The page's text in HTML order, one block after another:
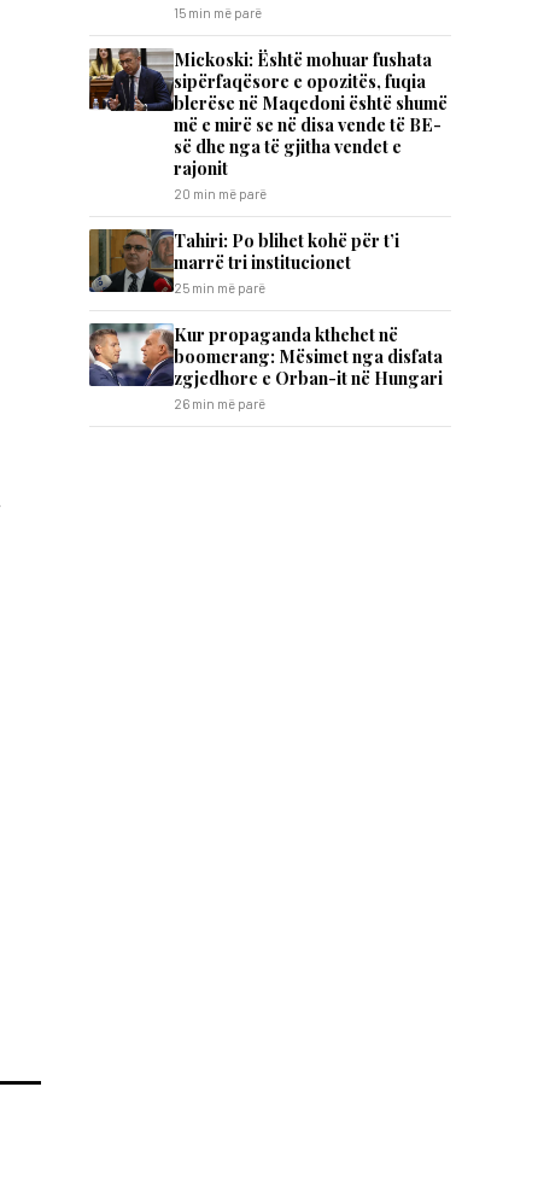
15 min më parë
Mickoski: Është mohuar fushata
sipërfaqësore e opozitës, fuqia
blerëse në Maqedoni është shumë
më e mirë se në disa vende të BE-
së dhe nga të gjitha vendet e
rajonit
20 min më parë
Tahiri: Po blihet kohë për t’i
marrë tri institucionet
25 min më parë
Kur propaganda kthehet në
boomerang: Mësimet nga disfata
zgjedhore e Orban-it në Hungari
26 min më parë